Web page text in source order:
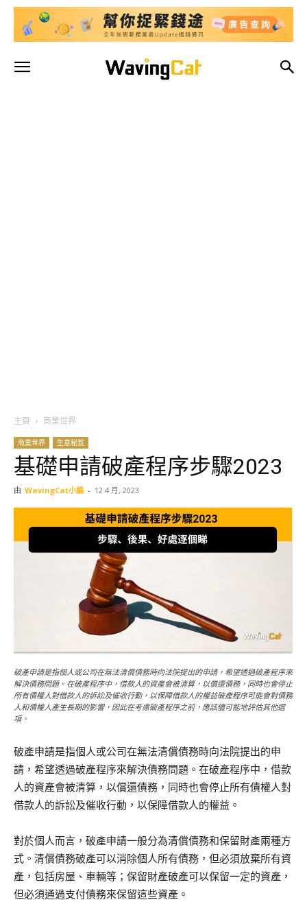
主頁 商業世界
商業世界 生意秘笈
基礎申請破產程序步驟2023
由 WavingCat小編 - 12 4 月, 2023
破產申請是指個人或公司在無法清償債務時向法院提出的申請，希望透過破產程序來
解決債務問題。在破產程序中，借款人的資產會被清算，以償還債務，同時也會停止
所有債權人對借款人的訴訟及催收行動，以保障借款人的權益破產程序可能會對債務
人和債權人產生長期的影響，因此在考慮破產程序之前，應該儘可能地評估其他選
項。
破產申請是指個人或公司在無法清償債務時向法院提出的申
請，希望透過破產程序來解決債務問題。在破產程序中，借款
人的資產會被清算，以償還債務，同時也會停止所有債權人對
借款人的訴訟及催收行動，以保障借款人的權益。
對於個人而言，破產申請一般分為清償債務和保留財產兩種方
式。清償債務破產可以消除個人所有債務，但必須放棄所有資
產，包括房屋、車輛等；保留財產破產可以保留一定的資產，
但必須通過支付債務來保留這些資產。